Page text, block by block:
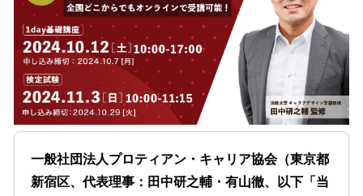
み
込
み
中
で
す
一般社団法人プロティアン・キャリア協会（東京都
新宿区、代表理事：田中研之輔・有山徹、以下「当